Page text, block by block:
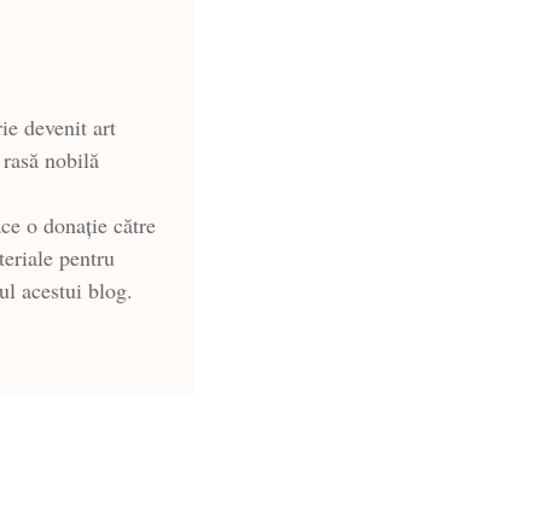
devenit art
nobilă
o donație către
pentru
acestui blog.